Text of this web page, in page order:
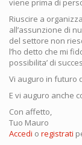
viene prima di
Riuscire a
all’assunzione di
del settore non
l’ho detto che mi
possibilita’ di
Vi auguro in futuro
E vi auguro anche
Con affetto,
Tuo Mauro
Accedi o registrati